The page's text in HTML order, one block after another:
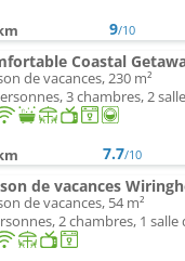
9/10
Coastal
de vacances, 230 m²
3 chambres, 2
7.7/10
de vacances, 54 m²
2 chambres, 1 salle